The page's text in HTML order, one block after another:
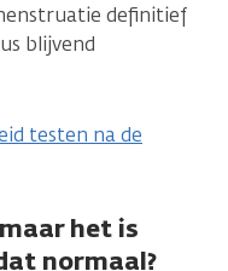
definitief
blijvend
testen na de
het is
normaal?